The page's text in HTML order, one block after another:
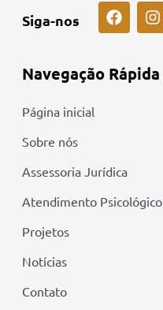
Siga-nos
Navegação Rápida
Página inicial
Sobre nós
Assessoria Jurídica
Atendimento Psicológico
Projetos
Notícias
Contato